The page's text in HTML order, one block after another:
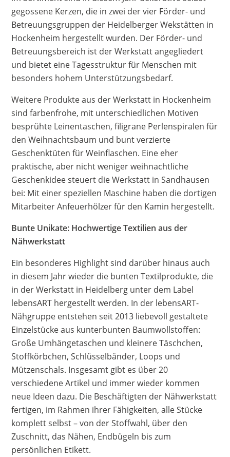
gegossene Kerzen, die in zwei der vier Förder- und
Betreuungsgruppen der Heidelberger Wekstätten in
Hockenheim hergestellt wurden. Der Förder- und
Betreuungsbereich ist der Werkstatt angegliedert
und bietet eine Tagesstruktur für Menschen mit
besonders hohem Unterstützungsbedarf.
Weitere Produkte aus der Werkstatt in Hockenheim
sind farbenfrohe, mit unterschiedlichen Motiven
besprühte Leinentaschen, filigrane Perlenspiralen für
den Weihnachtsbaum und bunt verzierte
Geschenktüten für Weinflaschen. Eine eher
praktische, aber nicht weniger weihnachtliche
Geschenkidee steuert die Werkstatt in Sandhausen
bei: Mit einer speziellen Maschine haben die dortigen
Mitarbeiter Anfeuerhölzer für den Kamin hergestellt.
Bunte Unikate: Hochwertige Textilien aus der
Nähwerkstatt
Ein besonderes Highlight sind darüber hinaus auch
in diesem Jahr wieder die bunten Textilprodukte, die
in der Werkstatt in Heidelberg unter dem Label
lebensART hergestellt werden. In der lebensART-
Nähgruppe entstehen seit 2013 liebevoll gestaltete
Einzelstücke aus kunterbunten Baumwollstoffen:
Große Umhängetaschen und kleinere Täschchen,
Stoffkörbchen, Schlüsselbänder, Loops und
Mützenschals. Insgesamt gibt es über 20
verschiedene Artikel und immer wieder kommen
neue Ideen dazu. Die Beschäftigten der Nähwerkstatt
fertigen, im Rahmen ihrer Fähigkeiten, alle Stücke
komplett selbst – von der Stoffwahl, über den
Zuschnitt, das Nähen, Endbügeln bis zum
persönlichen Etikett.